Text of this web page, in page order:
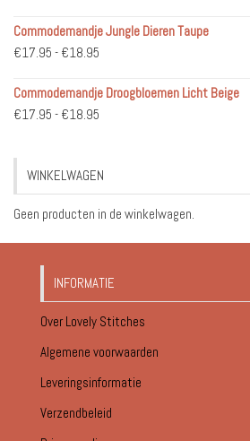
tot
€51.95
Commodemandje Jungle Dieren Taupe
€17.95 - €18.95
tot
Commodemandje Droogbloemen Licht Beige
€17.95 - €18.95
€18.95
WINKELWAGEN
Geen producten in de winkelwagen.
INFORMATIE
Over Lovely Stitches
Algemene voorwaarden
Leveringsinformatie
Verzendbeleid